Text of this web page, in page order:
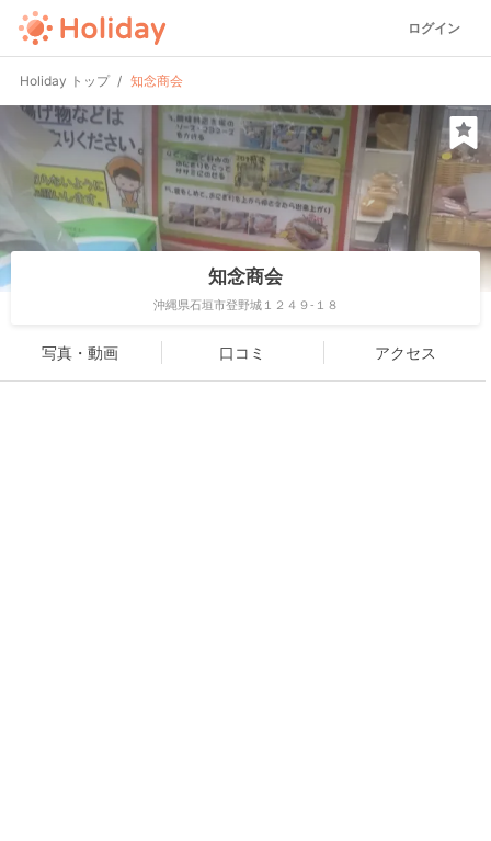
ログイン
Holiday トップ 知念商会
知念商会
沖縄県石垣市登野城１２４９-１８
写真・動画 口コミ アクセス